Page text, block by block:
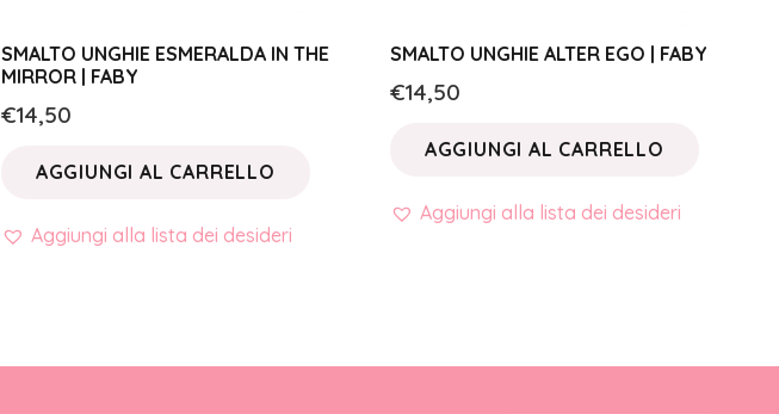
SMALTO UNGHIE ESMERALDA IN THE
MIRROR | FABY
€14,50
AGGIUNGI AL CARRELLO
Aggiungi alla lista dei desideri
SMALTO UNGHIE ALTER EGO | FABY
€14,50
AGGIUNGI AL CARRELLO
Aggiungi alla lista dei desideri